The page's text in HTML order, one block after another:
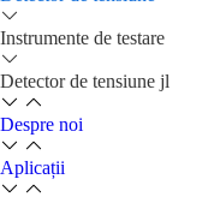
Instrumente de testare
Detector de tensiune jl
Despre noi
Aplicații